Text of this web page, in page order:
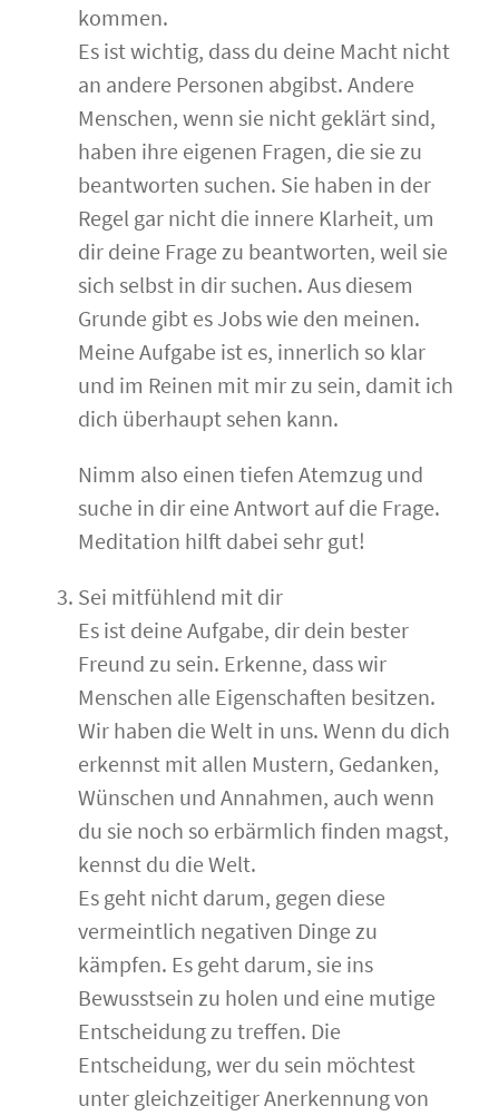
kommen.
Es ist wichtig, dass du deine Macht nicht
an andere Personen abgibst. Andere
Menschen, wenn sie nicht geklärt sind,
haben ihre eigenen Fragen, die sie zu
beantworten suchen. Sie haben in der
Regel gar nicht die innere Klarheit, um
dir deine Frage zu beantworten, weil sie
sich selbst in dir suchen. Aus diesem
Grunde gibt es Jobs wie den meinen.
Meine Aufgabe ist es, innerlich so klar
und im Reinen mit mir zu sein, damit ich
dich überhaupt sehen kann.
Nimm also einen tiefen Atemzug und
suche in dir eine Antwort auf die Frage.
Meditation hilft dabei sehr gut!
Sei mitfühlend mit dir
Es ist deine Aufgabe, dir dein bester
Freund zu sein. Erkenne, dass wir
Menschen alle Eigenschaften besitzen.
Wir haben die Welt in uns. Wenn du dich
erkennst mit allen Mustern, Gedanken,
Wünschen und Annahmen, auch wenn
du sie noch so erbärmlich finden magst,
kennst du die Welt.
Es geht nicht darum, gegen diese
vermeintlich negativen Dinge zu
kämpfen. Es geht darum, sie ins
Bewusstsein zu holen und eine mutige
Entscheidung zu treffen. Die
Entscheidung, wer du sein möchtest
unter gleichzeitiger Anerkennung von